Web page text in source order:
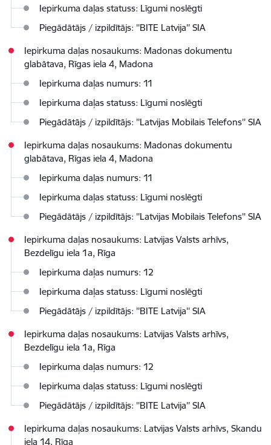
Iepirkuma daļas statuss: Līgumi noslēgti
Piegādātājs / izpildītājs: ''BITE Latvija'' SIA
Iepirkuma daļas nosaukums: Madonas dokumentu
glabātava, Rīgas iela 4, Madona
Iepirkuma daļas numurs: 11
Iepirkuma daļas statuss: Līgumi noslēgti
Piegādātājs / izpildītājs: ''Latvijas Mobilais Telefons'' SIA
Iepirkuma daļas nosaukums: Madonas dokumentu
glabātava, Rīgas iela 4, Madona
Iepirkuma daļas numurs: 11
Iepirkuma daļas statuss: Līgumi noslēgti
Piegādātājs / izpildītājs: ''Latvijas Mobilais Telefons'' SIA
Iepirkuma daļas nosaukums: Latvijas Valsts arhīvs,
Bezdelīgu iela 1a, Rīga
Iepirkuma daļas numurs: 12
Iepirkuma daļas statuss: Līgumi noslēgti
Piegādātājs / izpildītājs: ''BITE Latvija'' SIA
Iepirkuma daļas nosaukums: Latvijas Valsts arhīvs,
Bezdelīgu iela 1a, Rīga
Iepirkuma daļas numurs: 12
Iepirkuma daļas statuss: Līgumi noslēgti
Piegādātājs / izpildītājs: ''BITE Latvija'' SIA
Iepirkuma daļas nosaukums: Latvijas Valsts arhīvs, Skandu
iela 14, Rīga